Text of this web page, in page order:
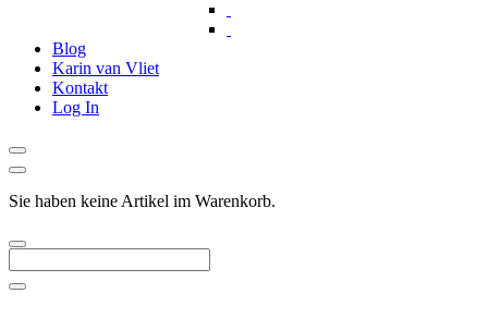
Blog
Karin van Vliet
Kontakt
Log In
Sie haben keine Artikel im Warenkorb.